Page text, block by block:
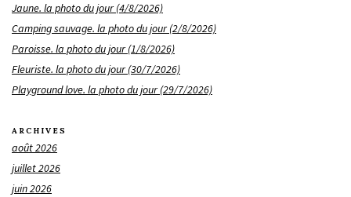
Jaune. la photo du jour (4/8/2026)
Camping sauvage. la photo du jour (2/8/2026)
Paroisse. la photo du jour (1/8/2026)
Fleuriste. la photo du jour (30/7/2026)
Playground love. la photo du jour (29/7/2026)
ARCHIVES
août 2026
juillet 2026
juin 2026